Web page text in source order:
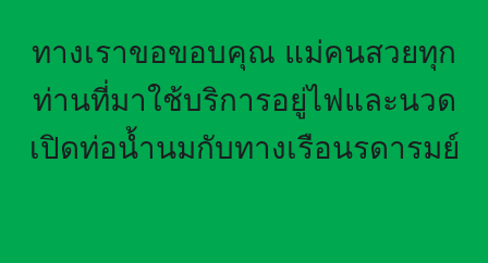
ทางเราขอขอบคุณ แม่คนสวยทุก
ท่านที่มาใช้บริการอยู่ไฟและนวด
เปิดท่อน้ำนมกับทางเรือนรดารมย์